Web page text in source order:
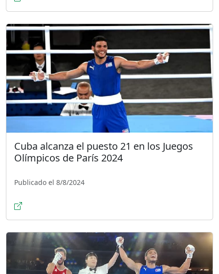
Cuba alcanza el puesto 21 en los Juegos
Olímpicos de París 2024
Publicado el 8/8/2024